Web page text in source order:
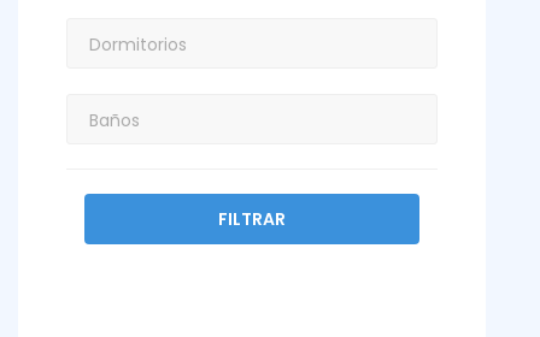
FILTRAR